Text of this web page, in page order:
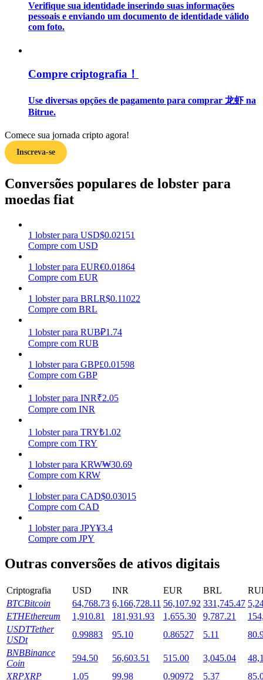
Aprenda como se manter lucrativo
Porquinho poderoso
Ganhe recompensas competitivas diariamente
Estacamento
Staking flexível para ganhar tokens populares.
Verifique sua identidade inserindo suas informações
pessoais e enviando um documento de identidade válido
com foto.
Compre criptografia！
Use diversas opções de pagamento para comprar 龙虾 na
Bitrue.
Comece sua jornada cripto agora!
Inscreva-se
Conversões populares de lobster para
moedas fiat
1 lobster para USD$0.02151
Compre com USD
1 lobster para EUR€0.01864
Compre com EUR
1 lobster para BRLR$0.11022
Compre com BRL
1 lobster para RUB₽1.74
Compre com RUB
1 lobster para GBP£0.01598
Compre com GBP
1 lobster para INR₹2.05
Compre com INR
1 lobster para TRY₺1.02
Compre com TRY
1 lobster para KRW₩30.69
Compre com KRW
1 lobster para CAD$0.03015
Compre com CAD
1 lobster para JPY¥3.4
Compre com JPY
Outras conversões de ativos digitais
Criptografia USD INR EUR BRL
BTCBitcoin 64,768.73 6,166,728.11 56,107.92 331,745.47
ETHEthereum 1,910.81 181,931.93 1,655.30 9,787.21
USDTTether
USDt
0.99883 95.10 0.86527 5.11
BNBBinance
Coin
594.50 56,603.51 515.00 3,045.04
XRPXRP 1.05 99.98 0.90972 5.37